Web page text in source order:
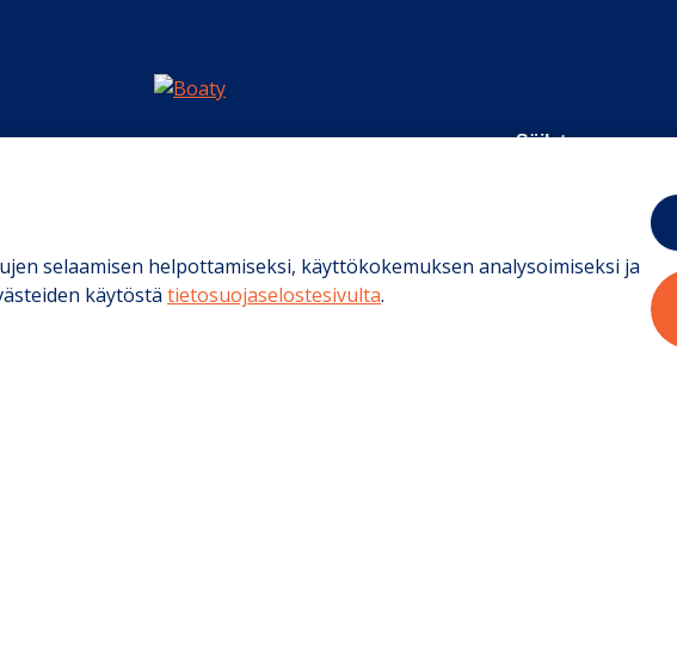
Säilytys
Asennukset
selaamisen helpottamiseksi, käyttökokemuksen analysoimiseksi ja
käytöstä tietosuojaselostesivulta.